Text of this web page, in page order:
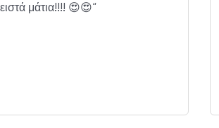
μάτια!!!! 😍😍“